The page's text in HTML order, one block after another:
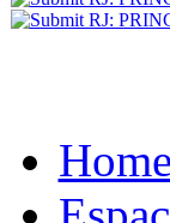
Home